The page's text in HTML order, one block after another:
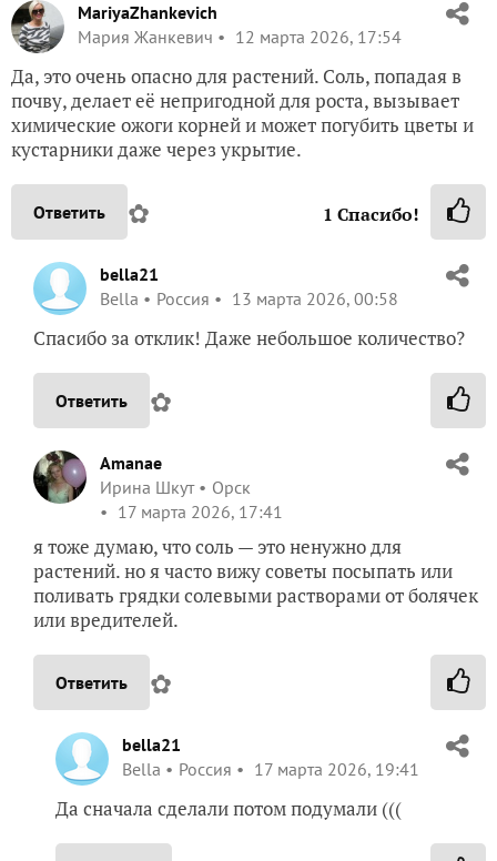
MariyaZhankevich
Мария Жанкевич
12 марта 2026, 17:54
Да, это очень опасно для растений. Соль, попадая в
почву, делает её непригодной для роста, вызывает
химические ожоги корней и может погубить цветы и
кустарники даже через укрытие.
Ответить ✿ 1 Спасибо!
bella21
Bella
Россия 13 марта 2026, 00:58
Спасибо за отклик! Даже небольшое количество?
Ответить ✿
Amanae
Ирина Шкут
Орск
17 марта 2026, 17:41
я тоже думаю, что соль — это ненужно для
растений. но я часто вижу советы посыпать или
поливать грядки солевыми растворами от болячек
или вредителей.
Ответить ✿
bella21
Bella
Россия 17 марта 2026, 19:41
Да сначала сделали потом подумали (((